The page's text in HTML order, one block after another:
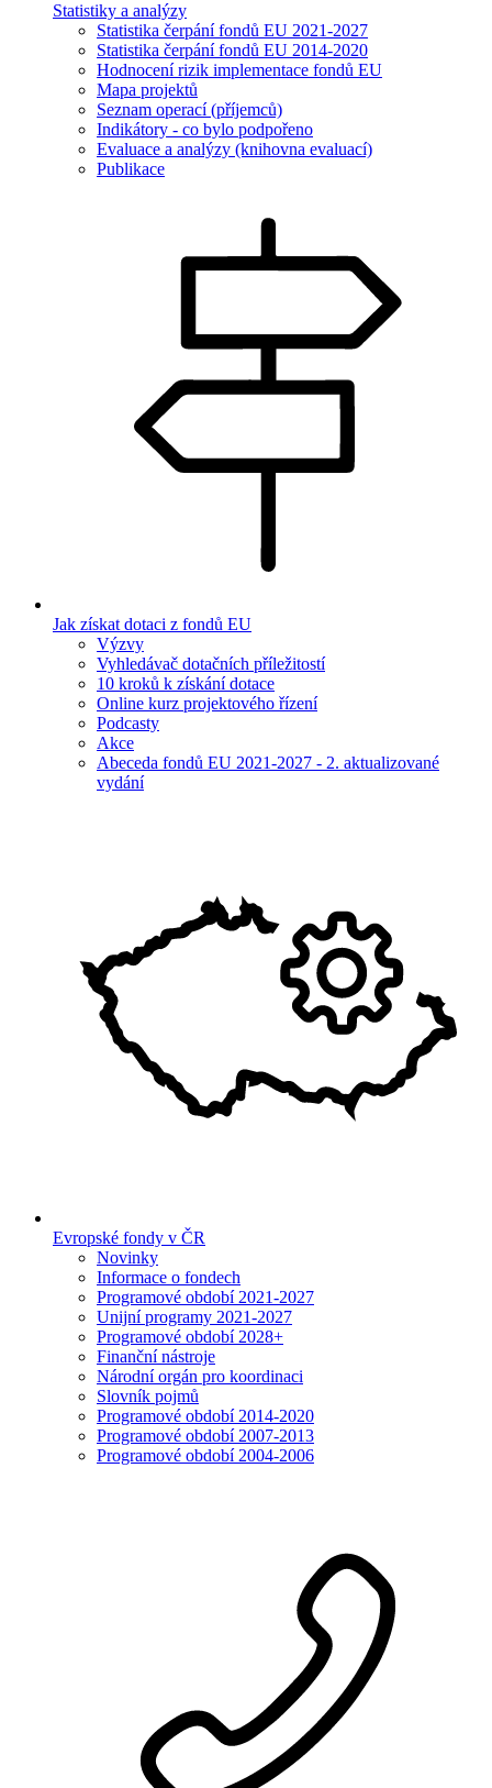
Statistiky a analýzy
Statistika čerpání fondů EU 2021-2027
Statistika čerpání fondů EU 2014-2020
Hodnocení rizik implementace fondů EU
Mapa projektů
Seznam operací (příjemců)
Indikátory - co bylo podpořeno
Evaluace a analýzy (knihovna evaluací)
Publikace
Jak získat dotaci z fondů EU
Výzvy
Vyhledávač dotačních příležitostí
10 kroků k získání dotace
Online kurz projektového řízení
Podcasty
Akce
Abeceda fondů EU 2021-2027 - 2. aktualizované
vydání
Evropské fondy v ČR
Novinky
Informace o fondech
Programové období 2021-2027
Unijní programy 2021-2027
Programové období 2028+
Finanční nástroje
Národní orgán pro koordinaci
Slovník pojmů
Programové období 2014-2020
Programové období 2007-2013
Programové období 2004-2006